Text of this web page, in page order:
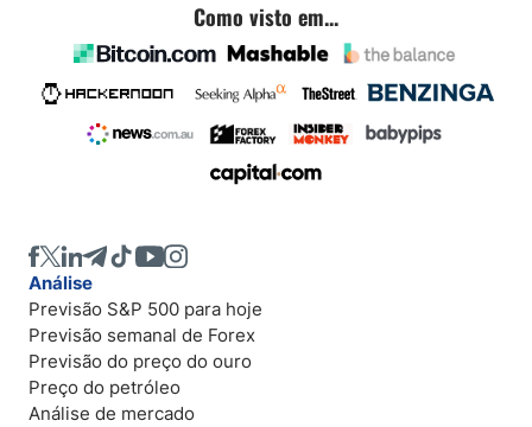
Como visto em...
Análise
Previsão S&P 500 para hoje
Previsão semanal de Forex
Previsão do preço do ouro
Preço do petróleo
Análise de mercado